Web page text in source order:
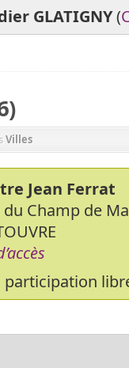
GLATIGNY(
Villes
Jean Ferrat
Champ de
participation